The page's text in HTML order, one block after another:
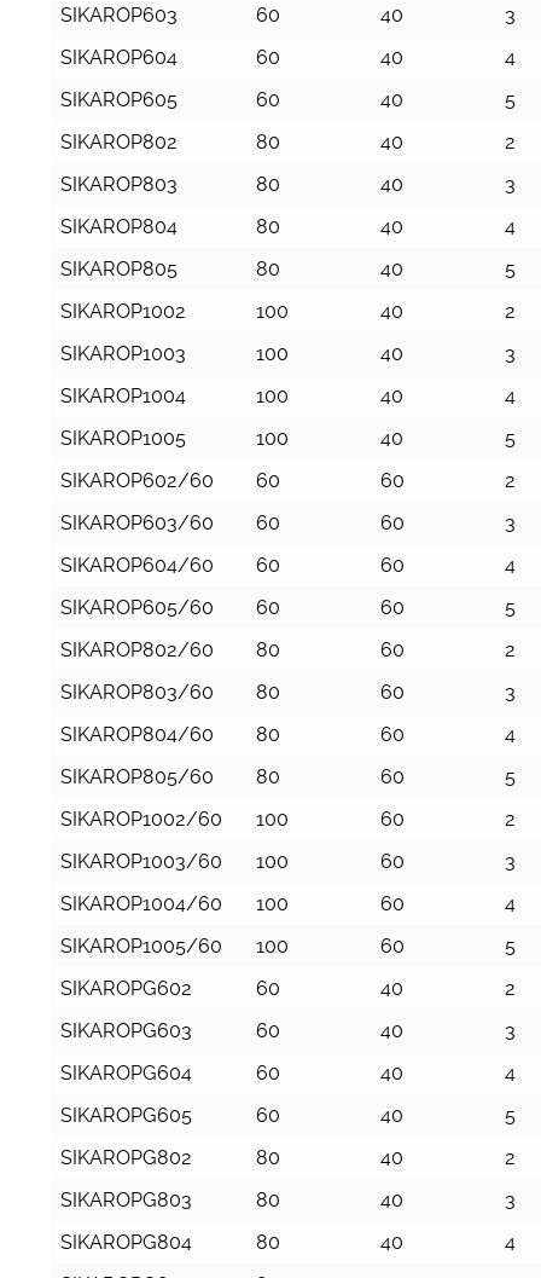
SIKAROP603
60 40
3
SIKAROP604
60 40
4
SIKAROP605
60 40
5
SIKAROP802
80 40
2
SIKAROP803
80 40
3
SIKAROP804
80 40
4
SIKAROP805
80 40
5
SIKAROP1002
100 40
2
SIKAROP1003
100 40
3
SIKAROP1004
100 40
4
SIKAROP1005
100 40
5
SIKAROP602/60
60 60
2
SIKAROP603/60
60 60
3
SIKAROP604/60
60 60
4
SIKAROP605/60
60 60
5
SIKAROP802/60
80 60
2
SIKAROP803/60
80 60
3
SIKAROP804/60
80 60
4
SIKAROP805/60
80 60
5
SIKAROP1002/60
100 60
2
SIKAROP1003/60
100 60
3
SIKAROP1004/60
100 60
4
SIKAROP1005/60
100 60
5
SIKAROPG602
60 40
2
SIKAROPG603
60 40
3
SIKAROPG604
60 40
4
SIKAROPG605
60 40
5
SIKAROPG802
80 40
2
SIKAROPG803
80 40
3
SIKAROPG804
80 40
4